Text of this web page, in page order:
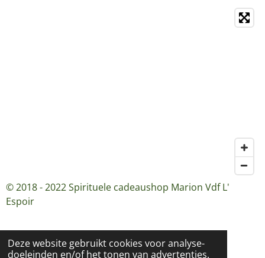
Deze website gebruikt cookies voor analyse-
doeleinden en/of het tonen van advertenties.
© 2018 - 2022 Spirituele cadeaushop Marion Vdf L'
Espoir